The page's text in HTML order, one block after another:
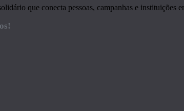
que conecta pessoas, campanhas e instituições